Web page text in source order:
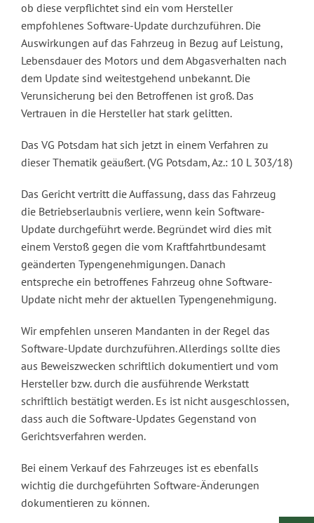
ob diese verpflichtet sind ein vom Hersteller
empfohlenes Software-Update durchzuführen. Die
Auswirkungen auf das Fahrzeug in Bezug auf Leistung,
Lebensdauer des Motors und dem Abgasverhalten nach
dem Update sind weitestgehend unbekannt. Die
Verunsicherung bei den Betroffenen ist groß. Das
Vertrauen in die Hersteller hat stark gelitten.
Das VG Potsdam hat sich jetzt in einem Verfahren zu
dieser Thematik geäußert. (VG Potsdam, Az.: 10 L 303/18)
Das Gericht vertritt die Auffassung, dass das Fahrzeug
die Betriebserlaubnis verliere, wenn kein Software-
Update durchgeführt werde. Begründet wird dies mit
einem Verstoß gegen die vom Kraftfahrtbundesamt
geänderten Typengenehmigungen. Danach
entspreche ein betroffenes Fahrzeug ohne Software-
Update nicht mehr der aktuellen Typengenehmigung.
Wir empfehlen unseren Mandanten in der Regel das
Software-Update durchzuführen. Allerdings sollte dies
aus Beweiszwecken schriftlich dokumentiert und vom
Hersteller bzw. durch die ausführende Werkstatt
schriftlich bestätigt werden. Es ist nicht ausgeschlossen,
dass auch die Software-Updates Gegenstand von
Gerichtsverfahren werden.
Bei einem Verkauf des Fahrzeuges ist es ebenfalls
wichtig die durchgeführten Software-Änderungen
dokumentieren zu können.